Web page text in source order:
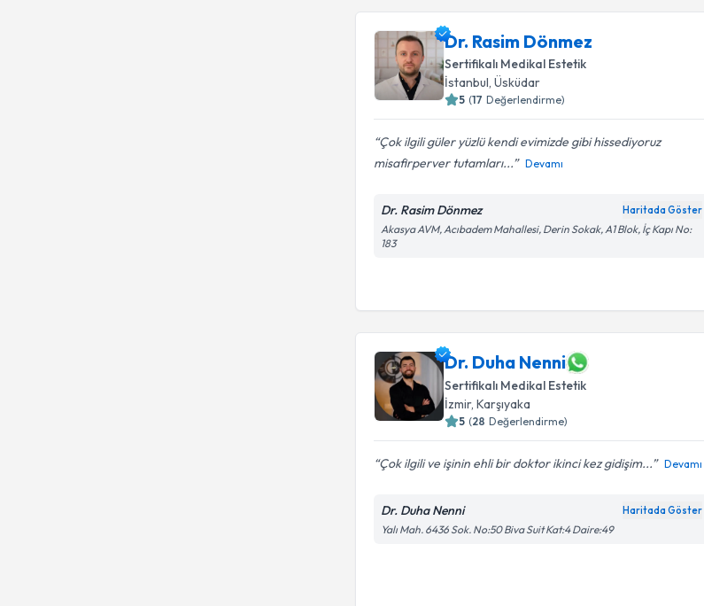
Dr. Rasim Dönmez
Sertifikalı Medikal Estetik
İstanbul, Üsküdar
5 (17 Değerlendirme)
Çok ilgili güler yüzlü kendi evimizde gibi hissediyoruz
misafirperver tutamları...
Devamı
Dr. Rasim Dönmez Haritada Göster
Akasya AVM, Acıbadem Mahallesi, Derin Sokak, A1 Blok, İç Kapı No:
183
Dr. Duha Nenni
Sertifikalı Medikal Estetik
İzmir, Karşıyaka
5 (28 Değerlendirme)
Çok ilgili ve işinin ehli bir doktor ikinci kez gidişim... Devamı
Dr. Duha Nenni Haritada Göster
Yalı Mah. 6436 Sok. No:50 Biva Suit Kat:4 Daire:49